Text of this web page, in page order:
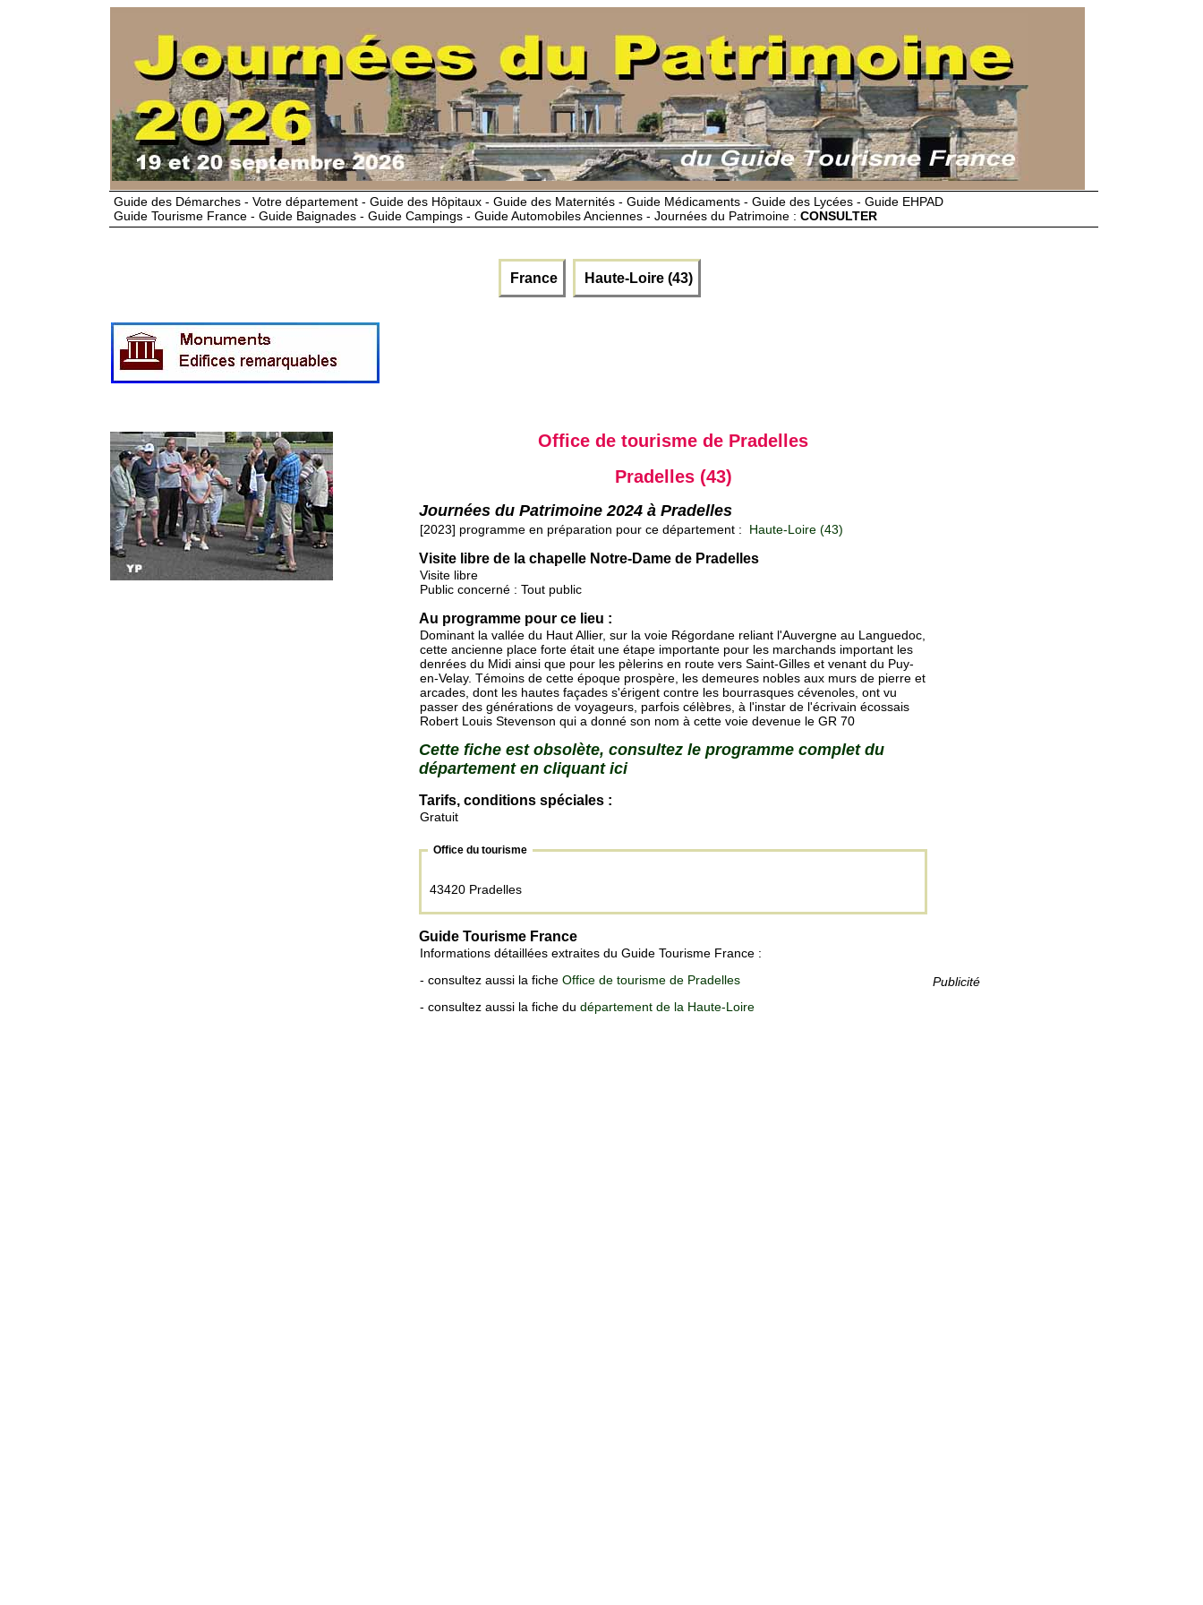
Guide des Démarches - Votre département - Guide des Hôpitaux - Guide des Maternités - Guide Médicaments - Guide des Lycées - Guide EHPAD
Guide Tourisme France - Guide Baignades - Guide Campings - Guide Automobiles Anciennes - Journées du Patrimoine : CONSULTER
France Haute-Loire (43)
Publicité
Office de tourisme de Pradelles
Pradelles (43)
Journées du Patrimoine 2024 à Pradelles
[2023] programme en préparation pour ce département : Haute-Loire (43)
Visite libre de la chapelle Notre-Dame de Pradelles
Visite libre
Public concerné : Tout public
Au programme pour ce lieu :
Dominant la vallée du Haut Allier, sur la voie Régordane reliant l'Auvergne au Languedoc,
cette ancienne place forte était une étape importante pour les marchands important les
denrées du Midi ainsi que pour les pèlerins en route vers Saint-Gilles et venant du Puy-
en-Velay. Témoins de cette époque prospère, les demeures nobles aux murs de pierre et
arcades, dont les hautes façades s'érigent contre les bourrasques cévenoles, ont vu
passer des générations de voyageurs, parfois célèbres, à l'instar de l'écrivain écossais
Robert Louis Stevenson qui a donné son nom à cette voie devenue le GR 70
Cette fiche est obsolète, consultez le programme complet du
département en cliquant ici
Tarifs, conditions spéciales :
Gratuit
Office du tourisme
43420 Pradelles
Guide Tourisme France
Informations détaillées extraites du Guide Tourisme France :
- consultez aussi la fiche Office de tourisme de Pradelles
- consultez aussi la fiche du département de la Haute-Loire